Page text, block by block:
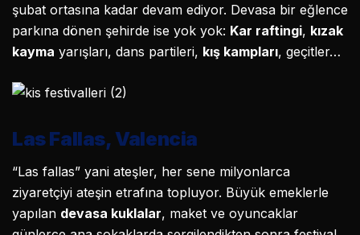
şubat ortasına kadar devam ediyor. Devasa bir eğlence
parkına dönen şehirde ise yok yok: Kar raftingi, kızak
kayma yarışları, dans partileri, kış kampları, geçitler…
Las Fallas, Valencia
“Las fallas” yani ateşler, her sene milyonlarca
ziyaretçiyi ateşin etrafına topluyor. Büyük emeklerle
yapılan devasa kuklalar, maket ve oyuncaklar